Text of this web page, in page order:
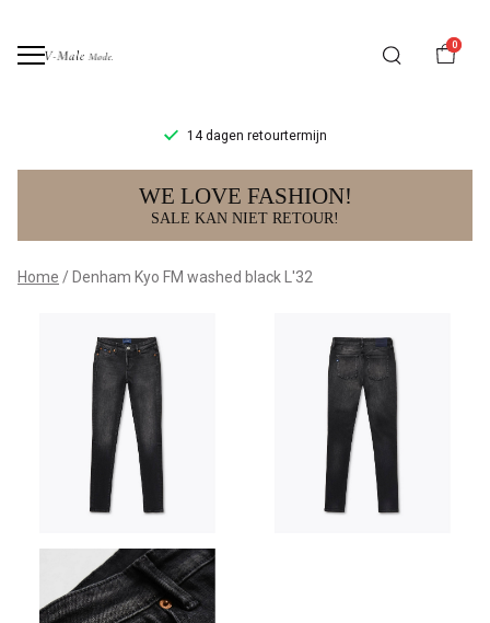
0
14 dagen retourtermijn
Denham
Kyo
FM
black
male
mode
WE LOVE FASHION!
SALE KAN NIET RETOUR!
Home Denham Kyo FM washed black L'32